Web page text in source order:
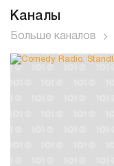
Каналы
Больше каналов